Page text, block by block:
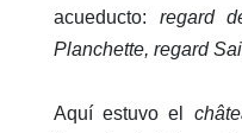
acueducto: regard
Planchette, regard
Aquí estuvo el